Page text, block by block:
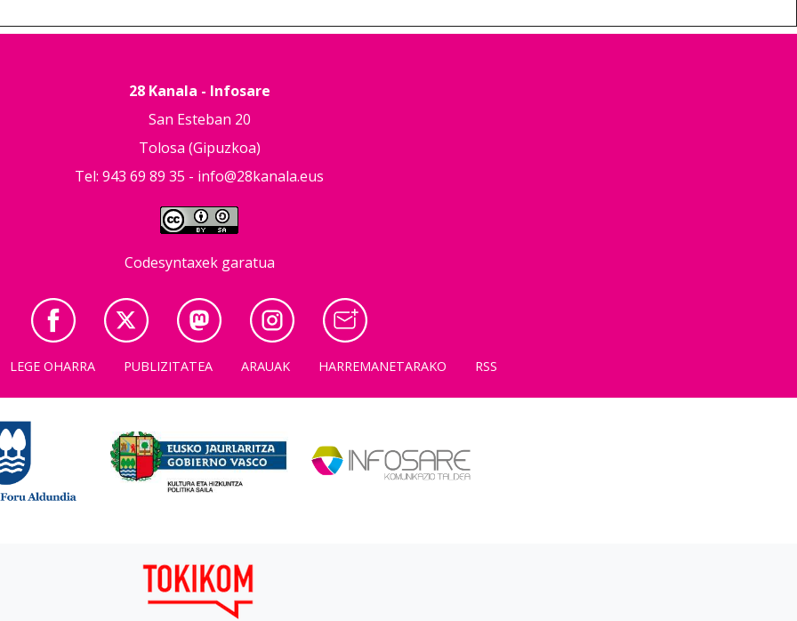
28 Kanala - Infosare
San Esteban 20
Tolosa (Gipuzkoa)
Tel: 943 69 89 35 - info@28kanala.eus
Codesyntaxek garatua
LEGE OHARRA PUBLIZITATEA ARAUAK HARREMANETARAKO RSS